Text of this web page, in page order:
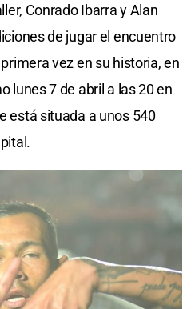
Conrado Ibarra y Alan
de jugar el encuentro
vez en su historia, en
lunes 7 de abril a las 20 en
está situada a unos 540